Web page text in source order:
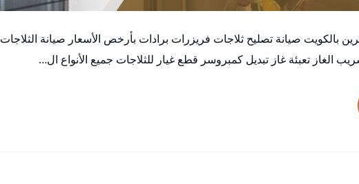
بالكويت صيانة تصليح ثلاجات فريزرات برادات بأرخص الأسعار صيانة الثلاجات
الغاز تعبئة غاز تبديل كمبروسر قطع غيار للثلاجات جميع الأنواع ال…